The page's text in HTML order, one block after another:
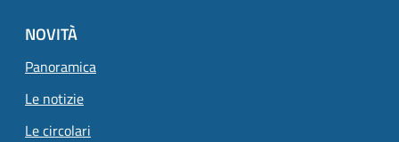
NOVITÀ
Panoramica
Le notizie
Le circolari